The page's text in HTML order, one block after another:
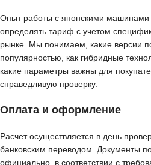
Опыт работы с японскими машинами
определять тариф с учетом
рынке. Мы понимаем, какие версии
популярностью, как гибридные
какие параметры важны для
справедливую проверку.
Оплата и оформление
Расчет осуществляется в день
банковским переводом. Документы
официально, в соответствии с